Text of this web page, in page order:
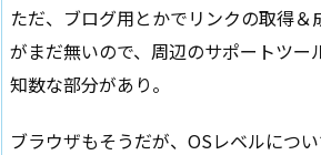
ただ、ブログ用とかでリンクの取得＆
がまだ無いので、周辺のサポートツー
知数な部分があり。
ブラウザもそうだが、OSレベルにつ